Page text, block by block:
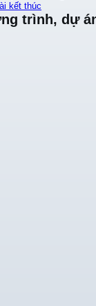
kết thúc
trình, dự